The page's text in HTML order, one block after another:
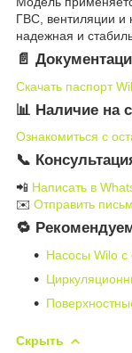
ГВС, вентиляции и
надежная и
📄
Скачать паспорт
📊 Наличие на
Ознакомиться с
📞
📲 Написать в
✉️ Отправить
🔁
Насосы Wilo с
Скрыть